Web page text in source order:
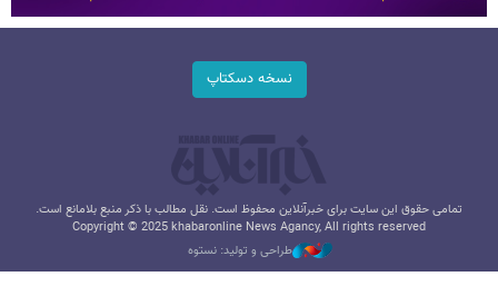
نسخه دسکتاپ
تمامی حقوق این سایت برای خبرآنلاین محفوظ است. نقل مطالب با ذکر منبع بلامانع است.
Copyright © 2025 khabaronline News Agancy, All rights reserved
طراحی و تولید: نستوه